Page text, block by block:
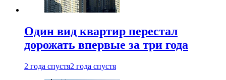
Один вид квартир перестал
дорожать впервые за три года
2 года спустя2 года спустя